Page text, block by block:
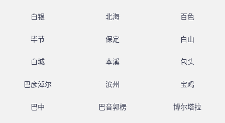
白银 北海 百色
毕节 保定 白山
白城 本溪 包头
巴彦淖尔 滨州 宝鸡
巴中 巴音郭楞 博尔塔拉